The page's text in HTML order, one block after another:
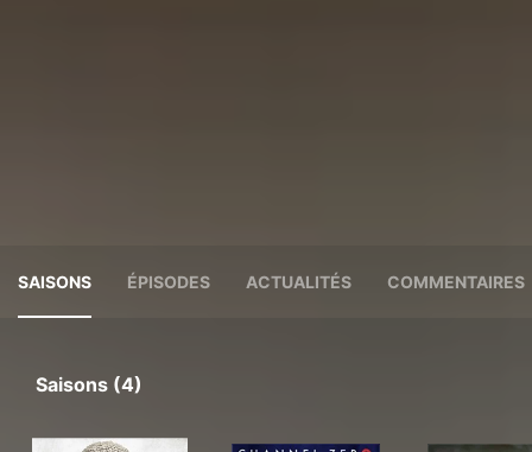
SAISONS ÉPISODES ACTUALITÉS COMMENTAIRES
Saisons (4)